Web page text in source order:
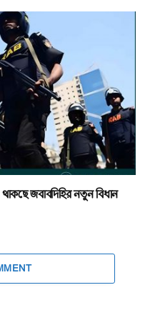
জবাবদিহির নতুন বিধান